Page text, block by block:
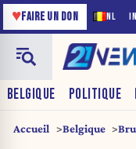
NL
♥FAIRE UN DON
BELGIQUE POLITIQUE
Accueil Belgique